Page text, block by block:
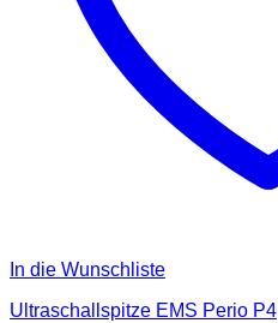
In die Wunschliste
Ultraschallspitze EMS Perio P4